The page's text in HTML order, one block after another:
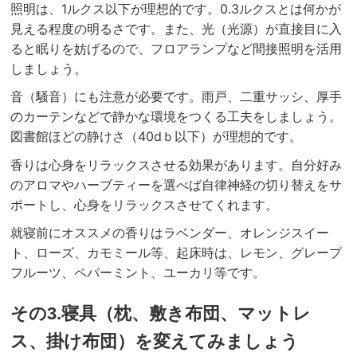
照明は、1ルクス以下が理想的です。0.3ルクスとは何かが
見える程度の明るさです。また、光（光源）が直接目に入
ると眠りを妨げるので、フロアランプなど間接照明を活用
しましょう。
音（騒音）にも注意が必要です。雨戸、二重サッシ、厚手
のカーテンなどで静かな環境をつくる工夫をしましょう。
図書館ほどの静けさ（40dｂ以下）が理想的です。
香りは心身をリラックスさせる効果があります。自分好み
のアロマやハーブティーを選べば自律神経の切り替えをサ
ポートし、心身をリラックスさせてくれます。
就寝前にオススメの香りはラベンダー、オレンジスイー
ト、ローズ、カモミール等、起床時は、レモン、グレープ
フルーツ、ペパーミント、ユーカリ等です。
その3.寝具（枕、敷き布団、マットレ
ス、掛け布団）を変えてみましょう